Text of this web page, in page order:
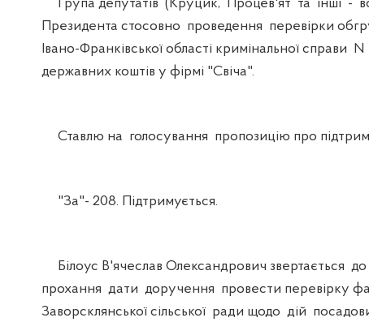
Група депутатів (Круцик, Процев'ят та інші -
Президента стосовно проведення перевірки
Івано-Франківської області кримінальної
державних коштів у фірмі "Свіча".
Ставлю на голосування пропозицію про
"За"- 208. Підтримується.
Білоус В'ячеслав Олександрович звертається
прохання дати доручення провести перевірку
Заворсклянської сільської ради щодо дій